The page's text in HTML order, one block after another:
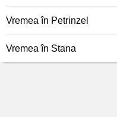
Vremea în Petrinzel
Vremea în Stana